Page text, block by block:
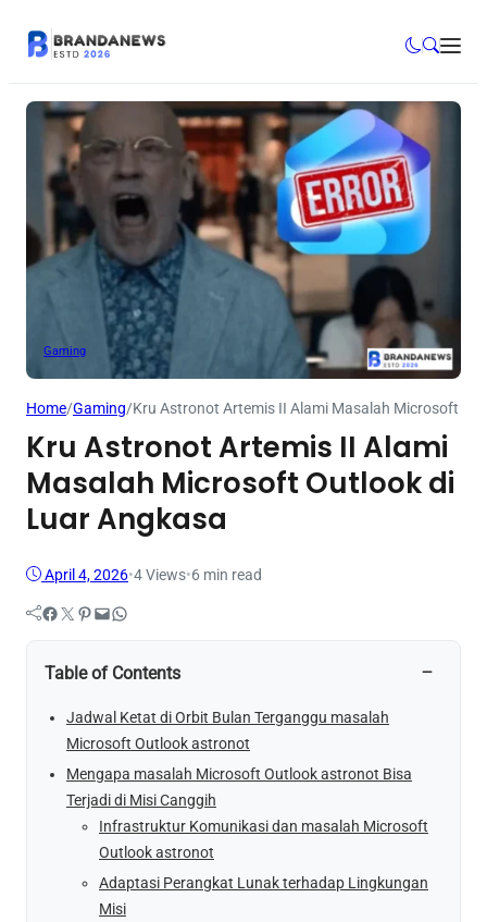
Gaming
Home/Gaming/Kru Astronot Artemis II Alami Masalah Microsoft
Kru Astronot Artemis II Alami
Masalah Microsoft Outlook di
Luar Angkasa
April 4, 2026•4Views•6 min read
Facebook Twitter Pinterest Mail WhatsApp
Table of Contents −
Jadwal Ketat di Orbit Bulan Terganggu masalah
Microsoft Outlook astronot
Mengapa masalah Microsoft Outlook astronot Bisa
Terjadi di Misi Canggih
Infrastruktur Komunikasi dan masalah Microsoft
Outlook astronot
Adaptasi Perangkat Lunak terhadap Lingkungan
Misi